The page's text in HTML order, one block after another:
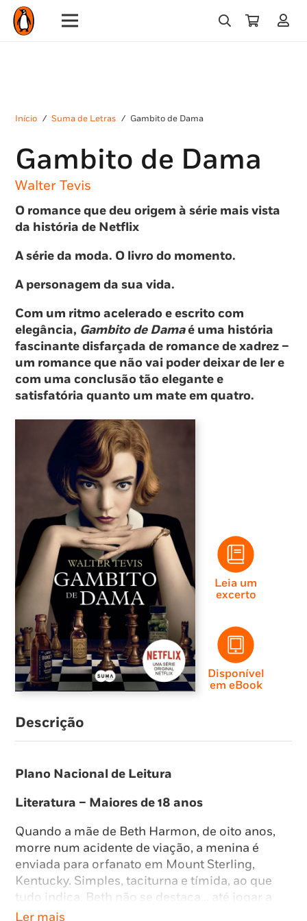
Início / Suma de Letras / Gambito de Dama
Gambito de Dama
Walter Tevis
O romance que deu origem à série mais vista
da história de Netflix
A série da moda. O livro do momento.
A personagem da sua vida.
Com um ritmo acelerado e escrito com
elegância, Gambito de Damaé uma história
fascinante disfarçada de romance de xadrez –
um romance que não vai poder deixar de ler e
com uma conclusão tão elegante e
satisfatória quanto um mate em quatro.
Leia um
excerto
Disponível
em eBook
Descrição
Plano Nacional de Leitura
Literatura – Maiores de 18 anos
Quando a mãe de Beth Harmon, de oito anos,
morre num acidente de viação, a menina é
enviada para orfanato em Mount Sterling,
Kentucky. Simples, taciturna e tímida, ao que
tudo indica, Beth não se destaca… até jogar a
sua primeira partida de xadrez. Os seus
Ler mais